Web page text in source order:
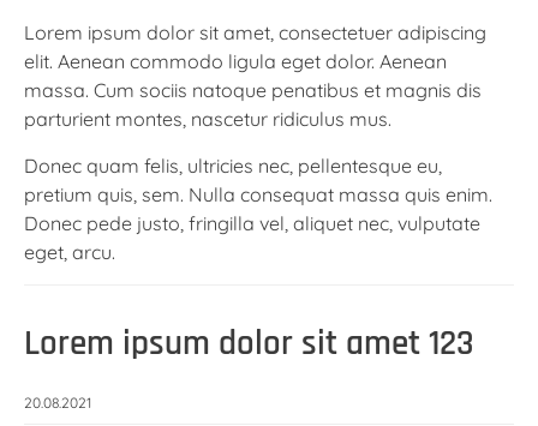
Lorem ipsum dolor sit amet, consectetuer adipiscing
elit. Aenean commodo ligula eget dolor. Aenean
massa. Cum sociis natoque penatibus et magnis dis
parturient montes, nascetur ridiculus mus.
Donec quam felis, ultricies nec, pellentesque eu,
pretium quis, sem. Nulla consequat massa quis enim.
Donec pede justo, fringilla vel, aliquet nec, vulputate
eget, arcu.
Lorem ipsum dolor sit amet 123
20.08.2021